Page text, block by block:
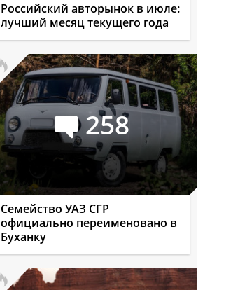
Российский авторынок в июле:
лучший месяц текущего года
258
Семейство УАЗ СГР
официально переименовано в
Буханку